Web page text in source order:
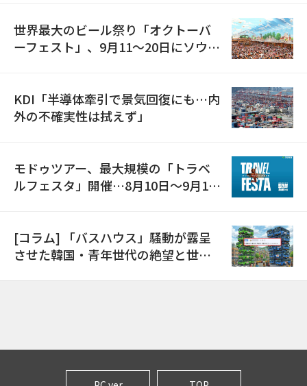
世界最大のビール祭り「オクトーバ
ーフェスト」、9月11〜20日にソウル
KDI「半導体牽引で景気回復にも…内
外の不確実性は拭えず」
モドゥツアー、最大規模の「トラベ
ルフェスタ」開催…8月10日～9月11
[コラム] 「バスハウス」騒動が露呈
させた韓国・青年世代の絶望と世代